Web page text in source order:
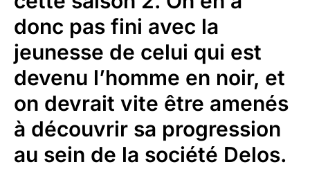
donc pas fini avec la
jeunesse de celui qui est
devenu l’homme en noir, et
on devrait vite être amenés
à découvrir sa progression
au sein de la société Delos.